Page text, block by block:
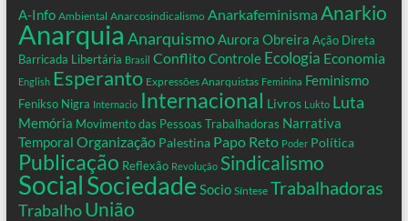
A-Info Ambiental Anarcosindicalismo Anarkafeminisma Anarkio
Anarquia Anarquismo Aurora Obreira Ação Direta
Barricada Libertária Brasil ConflitoControle Ecologia Economia
English Esperanto Expressões Anarquistas Feminina Feminismo
Fenikso Nigra Internacio Internacional Livros Lukto Luta
Memória Movimento das Pessoas Trabalhadoras Narrativa
Temporal Organização Palestina Papo Reto Poder Política
Publicação Reflexão Revolução Sindicalismo
SocialSociedade Socio Síntese Trabalhadoras
Trabalho União